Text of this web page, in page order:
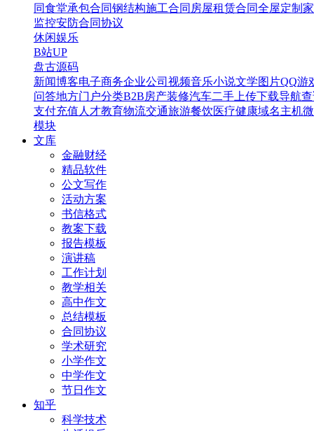
同食堂承包合同钢结构施工合同 房屋租赁合同全屋定制
监控安防合同协议
休闲娱乐
B站UP
盘古源码
新闻博客电子商务企业公司 视频音乐小说文学图片QQ游
问答地方门户分类B2B房产装修汽车二手 上传下载导航
支付充值 人才教育物流交通旅游餐饮医疗健康域名主机
模块
文库
金融财经
精品软件
公文写作
活动方案
书信格式
教案下载
报告模板
演讲稿
工作计划
教学相关
高中作文
总结模板
合同协议
学术研究
小学作文
中学作文
节日作文
知乎
科学技术